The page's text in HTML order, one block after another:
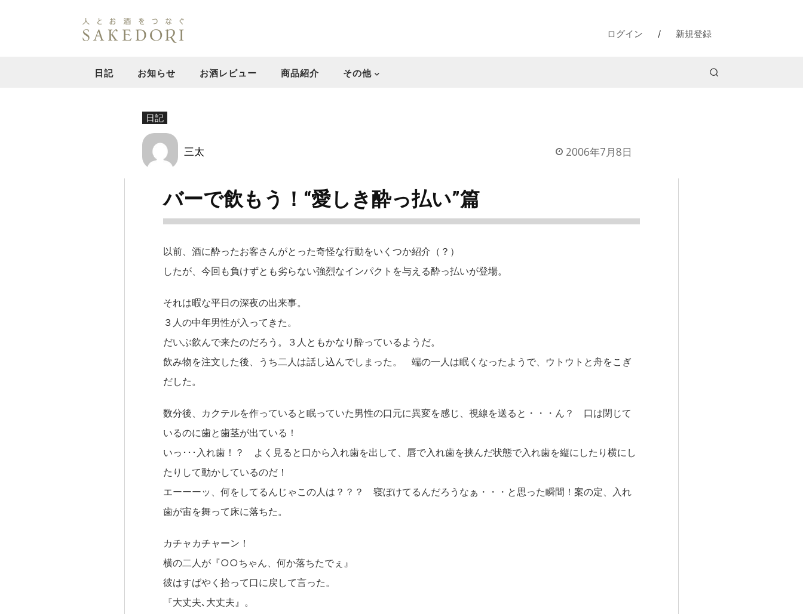
ログイン / 新規登録
日記 お知らせ お酒レビュー 商品紹介 その他
日記
三太 2006年7月8日
バーで飲もう！“愛しき酔っ払い”篇
以前、酒に酔ったお客さんがとった奇怪な行動をいくつか紹介（？）
したが、今回も負けずとも劣らない強烈なインパクトを与える酔っ払いが登場。
それは暇な平日の深夜の出来事。
３人の中年男性が入ってきた。
だいぶ飲んで来たのだろう。３人ともかなり酔っているようだ。
飲み物を注文した後、うち二人は話し込んでしまった。 端の一人は眠くなったようで、ウトウトと舟をこぎ
だした。
数分後、カクテルを作っていると眠っていた男性の口元に異変を感じ、視線を送ると・・・ん？ 口は閉じて
いるのに歯と歯茎が出ている！
いっ･･･入れ歯！？ よく見ると口から入れ歯を出して、唇で入れ歯を挟んだ状態で入れ歯を縦にしたり横にし
たりして動かしているのだ！
エーーーッ、何をしてるんじゃこの人は？？？ 寝ぼけてるんだろうなぁ・・・と思った瞬間！案の定、入れ
歯が宙を舞って床に落ちた。
カチャカチャーン！
横の二人が『○○ちゃん、何か落ちたでぇ』
彼はすばやく拾って口に戻して言った。
『大丈夫､大丈夫』。